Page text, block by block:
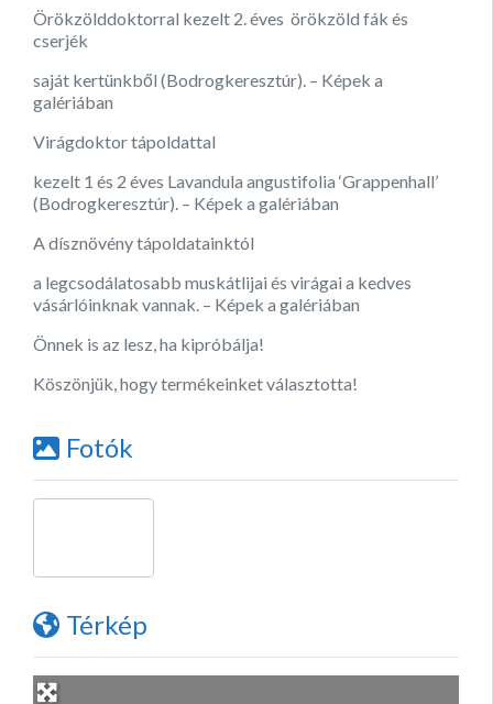
Örökzölddoktorral kezelt 2. éves örökzöld fák és
cserjék
saját kertünkből (Bodrogkeresztúr). – Képek a
galériában
Virágdoktor tápoldattal
kezelt 1 és 2 éves Lavandula angustifolia ‘Grappenhall’
(Bodrogkeresztúr). – Képek a galériában
A dísznövény tápoldatainktól
a legcsodálatosabb muskátlijai és virágai a kedves
vásárlóinknak vannak. – Képek a galériában
Önnek is az lesz, ha kipróbálja!
Köszönjük, hogy termékeinket választotta!
Fotók
Térkép